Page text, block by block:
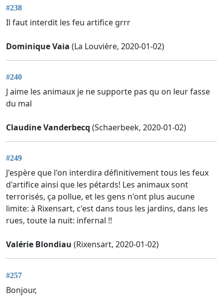
#238
Il faut interdit les feu artifice grrr
Dominique Vaia (La Louvière, 2020-01-02)
#240
J aime les animaux je ne supporte pas qu on leur fasse
du mal
Claudine Vanderbecq (Schaerbeek, 2020-01-02)
#249
J'espère que l'on interdira définitivement tous les feux
d'artifice ainsi que les pétards! Les animaux sont
terrorisés, ça pollue, et les gens n'ont plus aucune
limite: à Rixensart, c'est dans tous les jardins, dans les
rues, toute la nuit: infernal !!
Valérie Blondiau (Rixensart, 2020-01-02)
#257
Bonjour,